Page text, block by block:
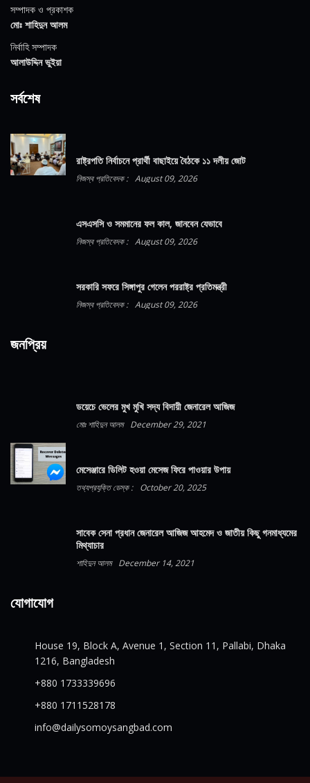
সম্পাদক ও প্রকাশক
মোঃ শাহিদুন আলম
নির্বাহি সম্পাদক
আলাউদ্দিন ভুইয়া
সর্বশেষ
রাষ্ট্রপতি নির্বাচনে প্রার্থী বাছাইয়ে বৈঠকে ১১ দলীয় জোট
নিজস্ব প্রতিবেদক : August 09, 2026
এসএসসি ও সমমানের ফল কাল, জানবেন যেভাবে
নিজস্ব প্রতিবেদক : August 09, 2026
সরকারি সফরে সিঙ্গাপুর গেলেন পররাষ্ট্র প্রতিমন্ত্রী
নিজস্ব প্রতিবেদক : August 09, 2026
জনপ্রিয়
ডয়েচে ভেলের মুখ মুখি সদ্য বিদায়ী জেনারেল আজিজ
মোঃ শাহিদুন আলম December 29, 2021
মেসেঞ্জারে ডিলিট হওয়া মেসেজ ফিরে পাওয়ার উপায়
তথ্যপ্রযুক্তি ডেস্ক : October 20, 2025
সাবেক সেনা প্রধান জেনারেল আজিজ আহমেদ ও জাতীয় কিছু গনমাধ্যমের
মিথ্যাচার
শাহিদুন আলম December 14, 2021
যোগাযোগ
House 19, Block A, Avenue 1, Section 11, Pallabi, Dhaka
1216, Bangladesh
+880 1733339696
+880 1711528178
info@dailysomoysangbad.com